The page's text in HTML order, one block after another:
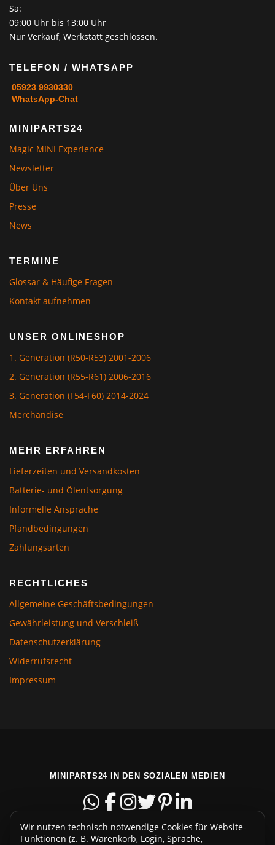
Sa:
09:00 Uhr bis 13:00 Uhr
Nur Verkauf, Werkstatt geschlossen.
TELEFON / WHATSAPP
05923 9930330
WhatsApp-Chat
MINIPARTS24
Magic MINI Experience
Newsletter
Über Uns
Presse
News
TERMINE
Glossar & Häufige Fragen
Kontakt aufnehmen
UNSER ONLINESHOP
1. Generation (R50-R53) 2001-2006
2. Generation (R55-R61) 2006-2016
3. Generation (F54-F60) 2014-2024
Merchandise
MEHR ERFAHREN
Lieferzeiten und Versandkosten
Batterie- und Ölentsorgung
Informelle Ansprache
Pfandbedingungen
Zahlungsarten
RECHTLICHES
Allgemeine Geschäftsbedingungen
Gewährleistung und Verschleiß
Datenschutzerklärung
Widerrufsrecht
Impressum
MINIPARTS24 IN DEN SOZIALEN MEDIEN
Wir nutzen technisch notwendige Cookies für Website-
Funktionen (z. B. Warenkorb, Login, Sprache,